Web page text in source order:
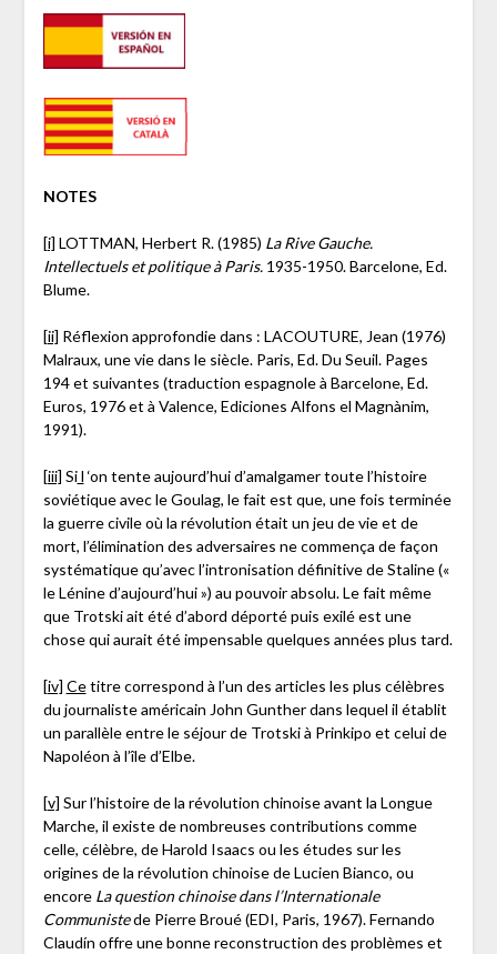
NOTES
[i] LOTTMAN, Herbert R. (1985) La Rive Gauche.
Intellectuels et politique à Paris.1935-1950. Barcelone, Ed.
Blume.
[ii] Réflexion approfondie dans : LACOUTURE, Jean (1976)
Malraux, une vie dans le siècle. Paris, Ed. Du Seuil. Pages
194 et suivantes (traduction espagnole à Barcelone, Ed.
Euros, 1976 et à Valence, Ediciones Alfons el Magnànim,
1991).
[iii] Sil ‘on tente aujourd’hui d’amalgamer toute l’histoire
soviétique avec le Goulag, le fait est que, une fois terminée
la guerre civile où la révolution était un jeu de vie et de
mort, l’élimination des adversaires ne commença de façon
systématique qu’avec l’intronisation définitive de Staline («
le Lénine d’aujourd’hui ») au pouvoir absolu. Le fait même
que Trotski ait été d’abord déporté puis exilé est une
chose qui aurait été impensable quelques années plus tard.
[iv] Cetitre correspond à l’un des articles les plus célèbres
du journaliste américain John Gunther dans lequel il établit
un parallèle entre le séjour de Trotski à Prinkipo et celui de
Napoléon à l’île d’Elbe.
[v] Sur l’histoire de la révolution chinoise avant la Longue
Marche, il existe de nombreuses contributions comme
celle, célèbre, de Harold Isaacs ou les études sur les
origines de la révolution chinoise de Lucien Bianco, ou
encore La question chinoise dans l’Internationale
Communistede Pierre Broué (EDI, Paris, 1967). Fernando
Claudín offre une bonne reconstruction des problèmes et